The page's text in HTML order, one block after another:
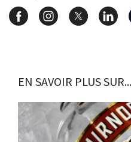
EN SAVOIR PLUS SUR...